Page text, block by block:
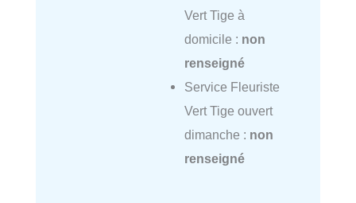
Vert Tige à
domicile : non
renseigné
Service Fleuriste
Vert Tige ouvert
dimanche : non
renseigné